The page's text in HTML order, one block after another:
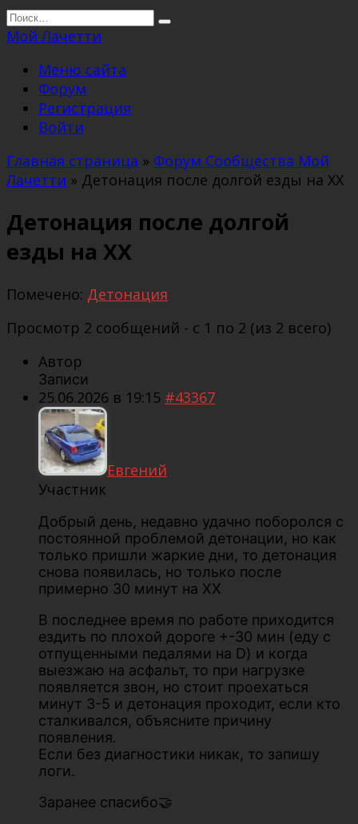
Перейти
к
Search
for:
Мой Лачетти
Меню сайта
Форум
Регистрация
Войти
Главная страница » Форум Сообщества Мой
Лачетти » Детонация после долгой езды на ХХ
Детонация после долгой
езды на ХХ
Помечено: Детонация
Просмотр 2 сообщений - с 1 по 2 (из 2 всего)
Автор
Записи
25.06.2026 в 19:15 #43367
Евгений
Участник
Добрый день, недавно удачно поборолся с
постоянной проблемой детонации, но как
только пришли жаркие дни, то детонация
снова появилась, но только после
примерно 30 минут на ХХ
В последнее время по работе приходится
ездить по плохой дороге +-30 мин (еду с
отпущенными педалями на D) и когда
выезжаю на асфальт, то при нагрузке
появляется звон, но стоит проехаться
минут 3-5 и детонация проходит, если кто
сталкивался, объясните причину
появления.
Если без диагностики никак, то запишу
логи.
Заранее спасибо🤝